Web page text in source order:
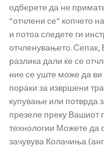
одберете да не
“отчлени се” копчето
и потоа следете ги
отчленувањето. Сепак,
разлика дали ќе се
ние се уште може да
пораки за извршени
купување или потврда
презеле преку Вашиот
технологии Можете да
зачувува Колачиња